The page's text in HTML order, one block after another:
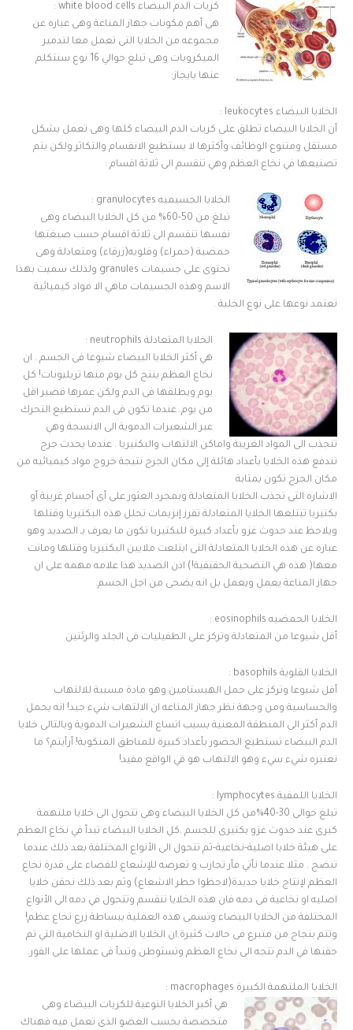
كريات الدم البيضاء white blood cells :
هى أهم مكونات جهاز المناعة وهى عباره عن
مجموعه من الخلايا التى تعمل معا لتدمير
الميكروبات وهى تبلغ حوالي 16 نوع سنتكلم
عنها بايجاز:
الخلايا البيضاء leukocytes :
أن الخلايا البيضاء تطلق على كريات الدم البيضاء كلها وهى تعمل بشكل
مستقل ومتنوع الوظائف وأكثرها لا يستطيع الانقسام والتكاثر ولكن يتم
تصنيعها في نخاع العظم وهي تنقسم الى ثلاثة اقسام :
الخلايا الجسيميه granulocytes :
تبلغ من 50-60% من كل الخلايا البيضاء وهى
نفسها تنقسم الى ثلاثة اقسام حسب صبغتها
حمضية (حمراء) وقلويه(زرقاء) ومتعادلة وهى
تحتوى على جسيمات granules ولذلك سميت بهذا
الاسم وهذه الجسيمات ماهي الا مواد كيميائية
تعتمد نوعها على نوع الخلية .
الخلايا المتعادلة neutrophils :
هي أكثر الخلايا البيضاء شيوعا فى الجسم . ان
نخاع العظم ينتج كل يوم منها تريليونات! كل
يوم ويطلقها فى الدم ولكن عمرها قصير اقل
من يوم. عندما تكون فى الدم تستطيع التحرك
عبر الشعيرات الدموية الى الانسجة وهي
تنجذب الى المواد الغريبة واماكن الالتهاب والبكتيريا . عندما يحدث جرح
تندفع هذه الخلايا بأعداد هائلة إلى مكان الجرح نتيجة خروج مواد كيميائيه من
مكان الجرح تكون بمثابة
الاشاره التى تجذب الخلايا المتعادلة وبمجرد العثور على أى أجسام غريبة أو
بكتيريا تبتلعها الخلايا المتعادلة تفرز إنزيمات تحلل هذه البكتيريا وقتلها
ويلاحظ عند حدوث غزو بأعداد كبيرة للبكتيريا تكون ما يعرف بـ الصديد وهو
عباره عن هذه الخلايا المتعادلة التى ابتلعت ملايين البكتيريا وقتلها وماتت
معها( هذه هي التضحية الحقيقية!) اذن الصديد هذا علامه مهمه على ان
جهاز المناعة يعمل ويعمل بل انه يضحى من اجل الجسم.
الخلايا الحمضيه eosinophils :
أقل شيوعا من المتعادلة وتركز على الطفيليات فى الجلد والرئتين
الخلايا القلوية basophils :
أقل شيوعا وتركز على حمل الهيستامين وهو مادة مسببة للالتهاب
والحساسية ومن وجهة نظر جهاز المناعه ان الالتهاب شيء جيد! انه يحمل
الدم أكثر الى المنطقة المعنية بسبب اتساع الشعيرات الدموية وبالتالى خلايا
الدم البيضاء تستطيع الحضور بأعداد كبيرة للمناطق المنكوبة! أرأيتم؟ ما
نعتبره شيء سيء وهو الالتهاب هو في الواقع مفيد!
الخلايا اللمفية lymphocytes :
تبلغ حوالى 30-40%من كل الخلايا البيضاء وهى تتحول الى خلايا ملتهمة
كبرى عند حدوث غزو بكتيرى للجسم .كل الخلايا البيضاء تبدأ في نخاع العظم
على هيئة خلايا اصلية-نخاعية-ثم تتحول الى الأنواع المختلفة بعد ذلك عندما
تنضج . مثلا عندما نأتي فأر تجارب و تعرضه للإشعاع للقضاء على قدرة نخاع
العظم لإنتاج خلايا جديدة(لاحظوا خطر الاشعاع) وثم بعد ذلك نحقن خلايا
اصليه او نخاعية فى دمه فان هذه الخلايا تنقسم وتتحول في دمه الى الأنواع
المختلفة من الخلايا البيضاء وتسمى هذه العملية ببساطة زرع نخاع عظم!
وتتم بنجاح من متبرع فى حالات كثيرة.ان الخلايا الاصلية او النخامية التي تم
حقنها في الدم تتجه الى نخاع العظم وتستوطن وتبدأ فى عملها على الفور.
الخلايا الملتهمة الكبيرة macrophages :
هي أكبر الخلايا النوعية للكريات البيضاء وهى
متخصصة بحسب العضو الذى تعمل فيه فهناك